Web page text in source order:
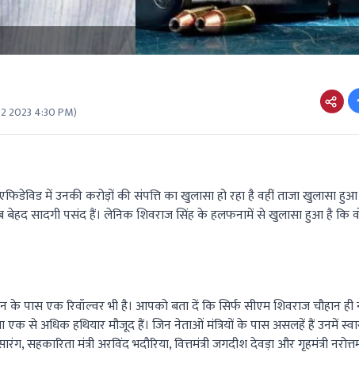
2023 4:30 PM)
में उनकी करोड़ों की संपत्ति का खुलासा हो रहा है वहीं ताजा खुलासा हुआ
सादगी पसंद हैं। लेनिक शिवराज सिंह के हलफनामें से खुलासा हुआ है कि वो
के पास एक रिवॉल्वर भी है। आपको बता दें कि सिर्फ सीएम शिवराज चौहान
एक से अधिक हथियार मौजूद हैं। जिन नेताओं मंत्रियों के पास असलहें हैं उनमें
सहकारिता मंत्री अरविंद भदौरिया, वित्तमंत्री जगदीश देवड़ा और गृहमंत्री